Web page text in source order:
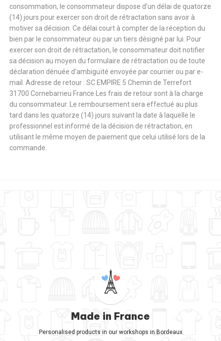
consommation, le consommateur dispose d’un délai de quatorze
(14) jours pour exercer son droit de rétractation sans avoir à
motiver sa décision. Ce délai court à compter de la réception du
bien par le consommateur ou par un tiers désigné par lui. Pour
exercer son droit de rétractation, le consommateur doit notifier
sa décision au moyen du formulaire de rétractation ou de toute
déclaration dénuée d’ambiguïté envoyée par courrier ou par e-
mail. Adresse de retour : SC EMPIRE 5 Chemin de Terrefort
31700 Cornebarrieu France Les frais de retour sont à la charge
du consommateur. Le remboursement sera effectué au plus
tard dans les quatorze (14) jours suivant la date à laquelle le
professionnel est informé de la décision de rétractation, en
utilisant le même moyen de paiement que celui utilisé lors de la
commande.
Made in France
Personalised products in our workshops in Bordeaux